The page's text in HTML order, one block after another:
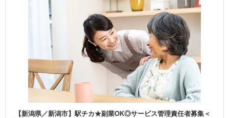
【新潟県／新潟市】駅チカ★副業OK◎サービス管理責任者募集＜